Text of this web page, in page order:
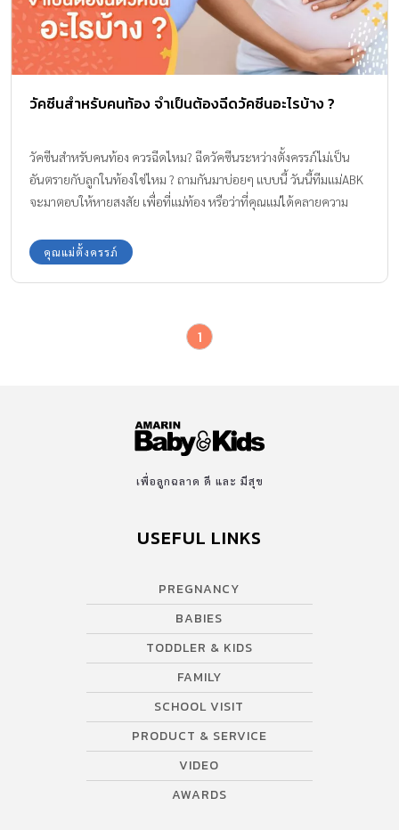
วัคซีนสำหรับคนท้อง จำเป็นต้องฉีดวัคซีนอะไรบ้าง ?
วัคซีนสำหรับคนท้อง ควรฉีดไหม? ฉีดวัคซีนระหว่างตั้งครรภ์ไม่เป็น
อันตรายกับลูกในท้องใช่ไหม ? ถามกันมาบ่อยๆ แบบนี้ วันนี้ทีมแม่ABK
จะมาตอบให้หายสงสัย เพื่อที่แม่ท้อง หรือว่าที่คุณแม่ได้คลายความ
คุณแม่ตั้งครรภ์
1
เพื่อลูกฉลาด ดี และ มีสุข
USEFUL LINKS
PREGNANCY
BABIES
TODDLER & KIDS
FAMILY
SCHOOL VISIT
PRODUCT & SERVICE
VIDEO
AWARDS